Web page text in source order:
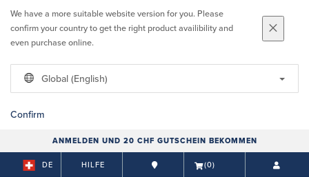
We have a more suitable website version for you. Please
confirm your country to get the right product availibility and
even purchase online.
Global (English)
Confirm
ANMELDEN UND 20 CHF GUTSCHEIN BEKOMMEN
DE HILFE (0)